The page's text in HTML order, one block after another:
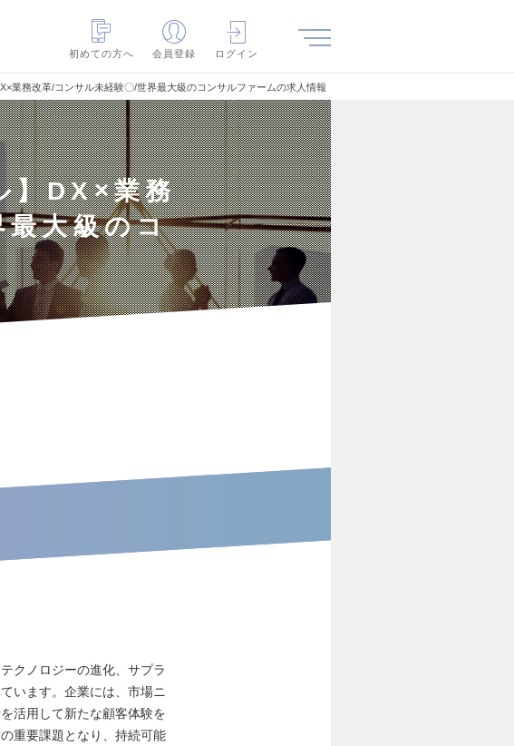
初めての方へ
会員登録 ログイン
業務改革/コンサル未経験〇/世界最大級のコンサルファームの求人情報
】DX×業務
最大級のコ
クノロジーの進化、サプラ
います。企業には、市場ニ
活用して新たな顧客体験を
重要課題となり、持続可能